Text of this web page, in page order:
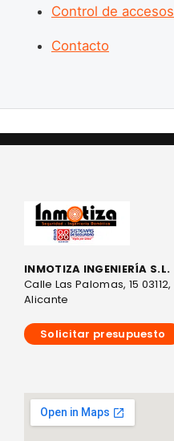
Control de accesos
Contacto
INMOTIZA INGENIERÍA S.L.
Calle Las Palomas, 15 03112,
Alicante
Solicitar presupuesto